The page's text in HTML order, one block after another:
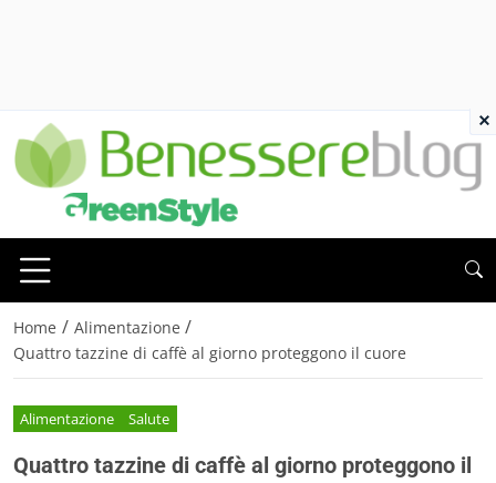
Home / Alimentazione /
Quattro tazzine di caffè al giorno proteggono il cuore
Alimentazione Salute
Quattro tazzine di caffè al giorno proteggono il
×